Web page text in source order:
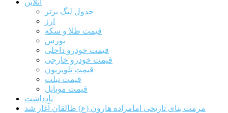
جدول لیگ برتر
ارز
قیمت طلا و سکه
بورس
قیمت خودرو داخلی
قیمت خودرو خارجی
قیمت تلویزیون
قیمت تبلت
قیمت موبایل
یادداشت
مرمت بنای تاریخی امامزاده هارون (ع) طالقان آغاز شد